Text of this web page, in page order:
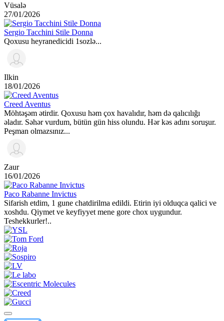
Vüsalə
27/01/2026
Sergio Tacchini Stile Donna
Qoxusu heyranedicidi 1sozlə...
Ilkin
18/01/2026
Creed Aventus
Möhtəşəm ətirdir. Qoxusu həm çox havalıdır, həm də qalıcılığı
əladır. Səhər vurdum, bütün gün hiss olundu. Hər kəs adını soruşur.
Peşman olmazsınız...
Zaur
16/01/2026
Paco Rabanne Invictus
Sifarish etdim, 1 gune chatdirilma edildi. Etirin iyi olduqca qalici ve
xoshdu. Qiymet ve keyfiyyet mene gore chox uygundur.
Teshekkurler!..